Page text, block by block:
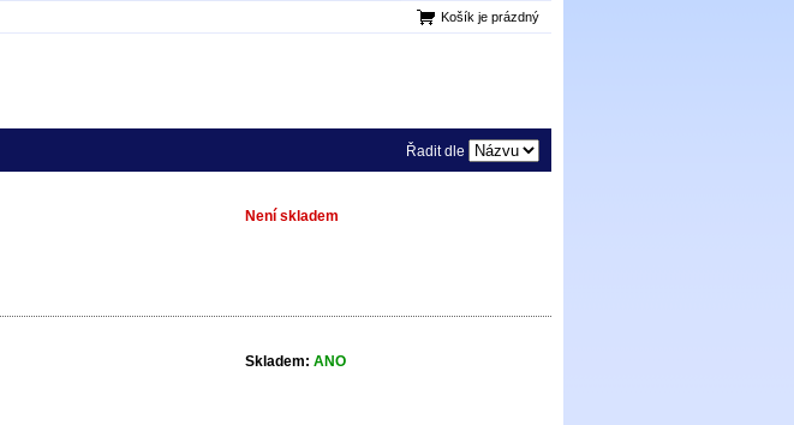
Košík je prázdný
Řadit dle
Není skladem
Skladem: ANO